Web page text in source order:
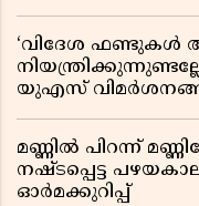
‘വിദേശ ഫണ്ടുകൾ
യുഎസ്
മണ്ണിൽ പിറന്ന്
നഷ്ടപ്പെട്ട
ഓർമക്കുറിപ്പ്